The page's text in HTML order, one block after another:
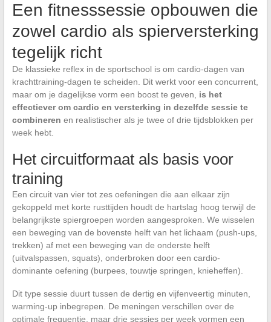
Een fitnesssessie opbouwen die
zowel cardio als spierversterking
tegelijk richt
De klassieke reflex in de sportschool is om cardio-dagen van
krachttraining-dagen te scheiden. Dit werkt voor een concurrent,
maar om je dagelijkse vorm een boost te geven, is het
effectiever om cardio en versterking in dezelfde sessie te
combineren en realistischer als je twee of drie tijdsblokken per
week hebt.
Het circuitformaat als basis voor
training
Een circuit van vier tot zes oefeningen die aan elkaar zijn
gekoppeld met korte rusttijden houdt de hartslag hoog terwijl de
belangrijkste spiergroepen worden aangesproken. We wisselen
een beweging van de bovenste helft van het lichaam (push-ups,
trekken) af met een beweging van de onderste helft
(uitvalspassen, squats), onderbroken door een cardio-
dominante oefening (burpees, touwtje springen, knieheffen).
Dit type sessie duurt tussen de dertig en vijfenveertig minuten,
warming-up inbegrepen. De meningen verschillen over de
optimale frequentie, maar drie sessies per week vormen een